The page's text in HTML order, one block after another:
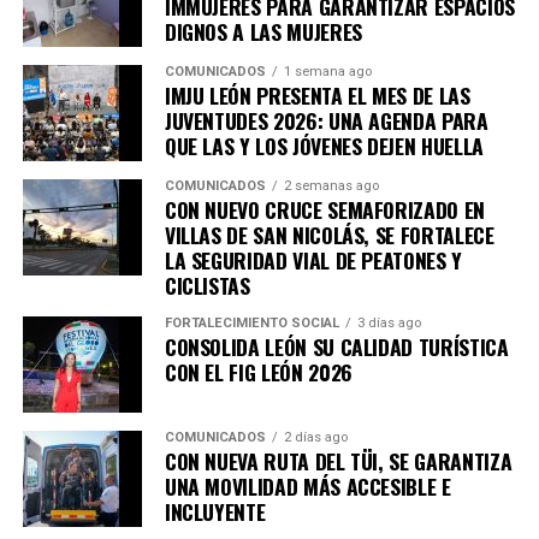
encuentren nuevos mercados, los emprendimientos
fortalezcan la economía de las familias y la diversidad
cultural continúe siendo parte de la identidad y riqueza
de León.
IMMUJERES PARA GARANTIZAR ESPACIOS
DIGNOS A LAS MUJERES
COMUNICADOS 1 semana ago
IMJU LEÓN PRESENTA EL MES DE LAS
JUVENTUDES 2026: UNA AGENDA PARA
QUE LAS Y LOS JÓVENES DEJEN HUELLA
COMUNICADOS 2 semanas ago
CON NUEVO CRUCE SEMAFORIZADO EN
VILLAS DE SAN NICOLÁS, SE FORTALECE
LA SEGURIDAD VIAL DE PEATONES Y
CICLISTAS
FORTALECIMIENTO SOCIAL 3 días ago
CONSOLIDA LEÓN SU CALIDAD TURÍSTICA
CON EL FIG LEÓN 2026
COMUNICADOS 2 días ago
CON NUEVA RUTA DEL TÜI, SE GARANTIZA
UNA MOVILIDAD MÁS ACCESIBLE E
INCLUYENTE